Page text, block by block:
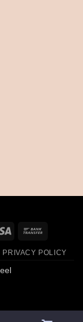
Visa
PRIVACY POLICY